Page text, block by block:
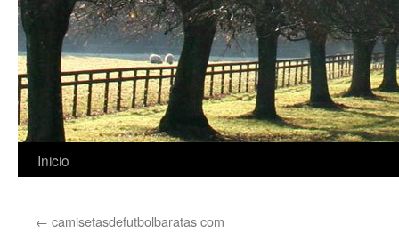
Saltar
contenido
Inicio
← camisetasdefutbolbaratas com